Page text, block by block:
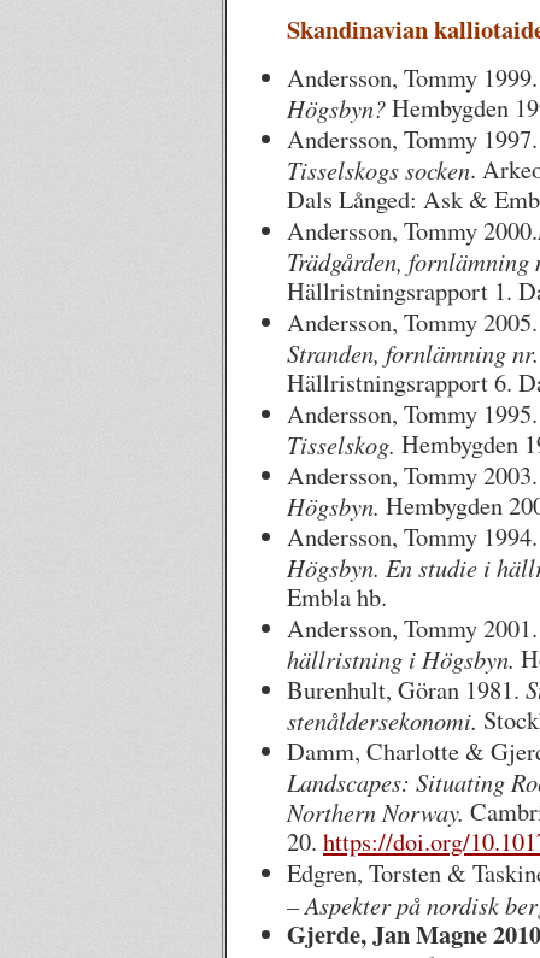
Skandinavian
Andersson, Tommy
Högsbyn?Hembygden
Andersson, Tommy
Tisselskogs socken.
Dals Långed: Ask &
Andersson, Tommy 2000.
Trädgården,
Hällristningsrapport 1.
Andersson, Tommy 2005.
Stranden, fornlämning
Hällristningsrapport 6.
Andersson, Tommy
Tisselskog. Hembygden
Andersson, Tommy 2003.
Högsbyn. Hembygden
Andersson, Tommy 1994.
Högsbyn. En studie i
Embla hb.
Andersson, Tommy 2001.
hällristning i Högsbyn.
Burenhult, Göran 1981.
stenåldersekonomi.
Damm, Charlotte &
Landscapes: Situating
Northern Norway.
20. https://doi.org/
Edgren, Torsten &
– Aspekter på nordisk
Gjerde, Jan Magne